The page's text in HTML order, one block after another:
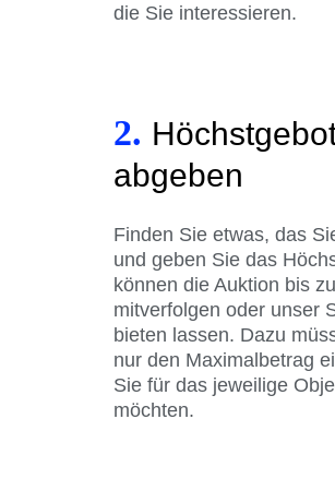
die Sie interessieren.
2.
abgeben
Finden Sie etwas, das
und geben Sie das
können die Auktion bis
mitverfolgen oder unser
bieten lassen. Dazu
nur den Maximalbetrag
Sie für das jeweilige
möchten.